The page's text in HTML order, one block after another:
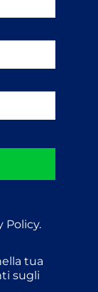
Policy.
tua
sugli